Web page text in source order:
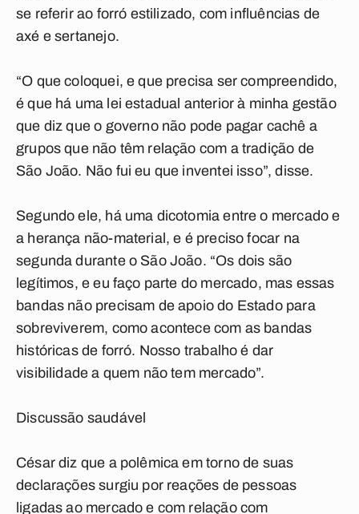
se referir ao forró estilizado, com influências de
axé e sertanejo.
“O que coloquei, e que precisa ser compreendido,
é que há uma lei estadual anterior à minha gestão
que diz que o governo não pode pagar cachê a
grupos que não têm relação com a tradição de
São João. Não fui eu que inventei isso”, disse.
Segundo ele, há uma dicotomia entre o mercado e
a herança não-material, e é preciso focar na
segunda durante o São João. “Os dois são
legítimos, e eu faço parte do mercado, mas essas
bandas não precisam de apoio do Estado para
sobreviverem, como acontece com as bandas
históricas de forró. Nosso trabalho é dar
visibilidade a quem não tem mercado”.
Discussão saudável
César diz que a polêmica em torno de suas
declarações surgiu por reações de pessoas
ligadas ao mercado e com relação com